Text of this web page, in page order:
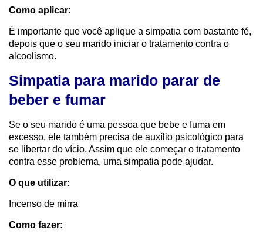
Como aplicar:
É importante que você aplique a simpatia com bastante fé,
depois que o seu marido iniciar o tratamento contra o
alcoolismo.
Simpatia para marido parar de
beber e fumar
Se o seu marido é uma pessoa que bebe e fuma em
excesso, ele também precisa de auxílio psicológico para
se libertar do vício. Assim que ele começar o tratamento
contra esse problema, uma simpatia pode ajudar.
O que utilizar:
Incenso de mirra
Como fazer: